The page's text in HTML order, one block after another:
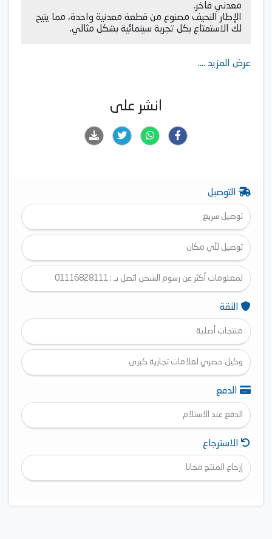
معدني فاخر.
الإطار النحيف مصنوع من قطعة معدنية واحدة، مما يتيح
لك الاستمتاع بكل تجربة سينمائية بشكل مثالي.
عرض المزيد ....
انشر على
التوصيل
توصيل سريع
توصيل لأي مكان
لمعلومات أكثر عن رسوم الشحن اتصل بـ : 01116828111
الثقة
منتجات أصلية
وكيل حصري لعلامات تجارية كبرى
الدفع
الدفع عند الاستلام
الاسترجاع
إرجاع المنتج مجانا